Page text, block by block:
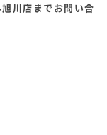
川店までお問い合